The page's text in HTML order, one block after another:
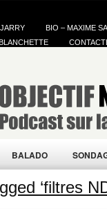
BIO – MAXIME
BALADO
‘filtres